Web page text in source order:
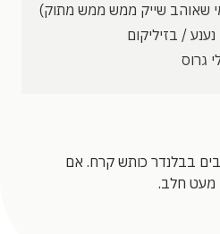
שאוהב שייק ממש ממש מתוק)
/ בזיליקום
גרוס
בבלנדר כותש קרח. אם
מעט חלב.